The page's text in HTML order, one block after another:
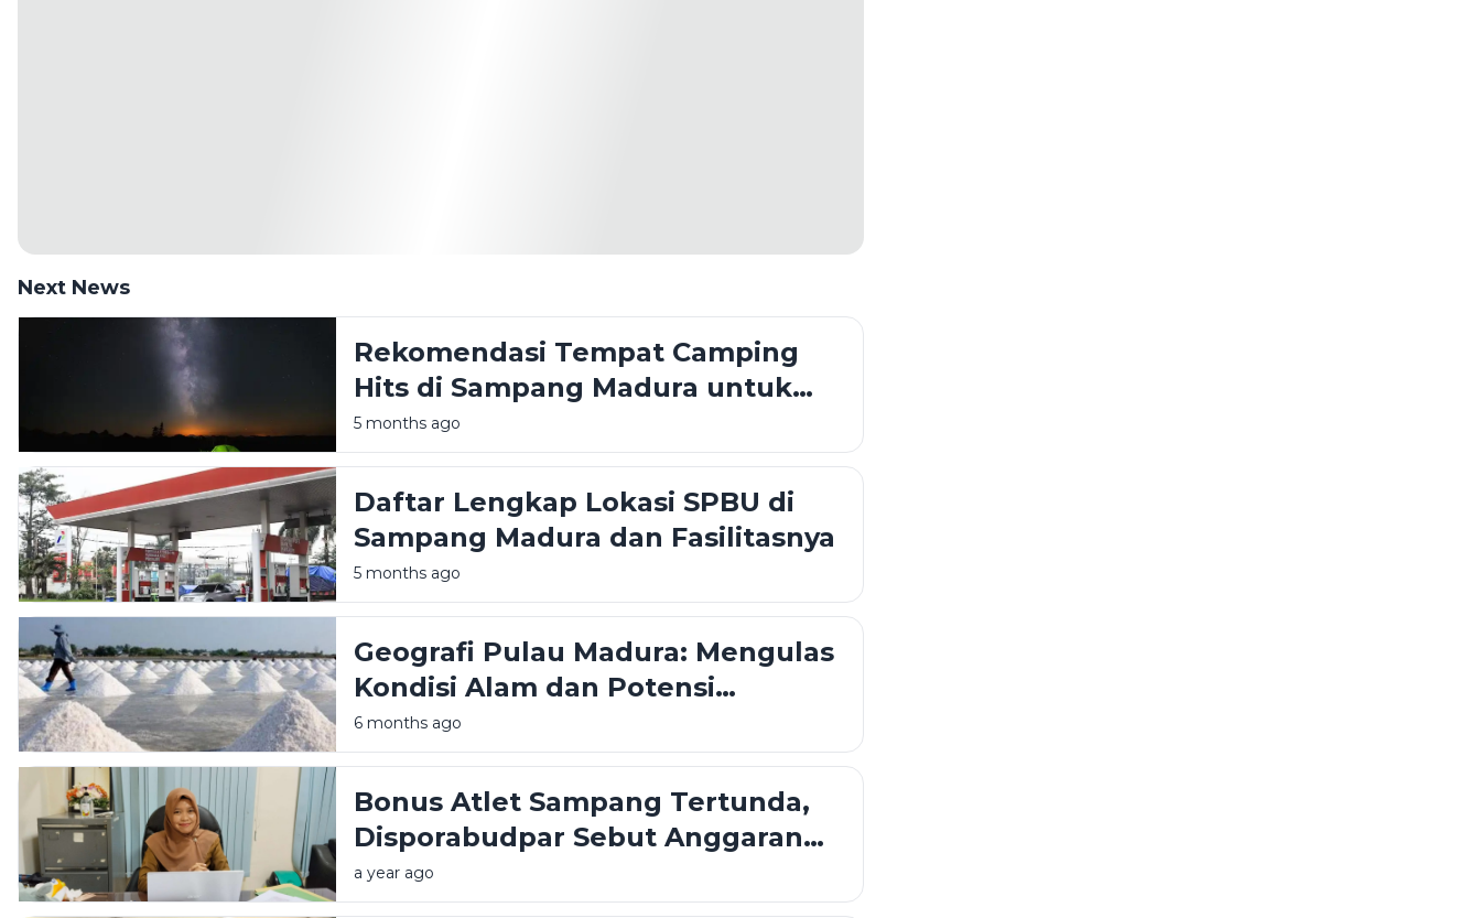
Next News
Rekomendasi Tempat Camping
Hits di Sampang Madura untuk
Liburan Akhir Pekan
5 months ago
Daftar Lengkap Lokasi SPBU di
Sampang Madura dan Fasilitasnya
5 months ago
Geografi Pulau Madura: Mengulas
Kondisi Alam dan Potensi
Produksi Garam Nasional
6 months ago
Bonus Atlet Sampang Tertunda,
Disporabudpar Sebut Anggaran
Hibah Tak Mencukupi
a year ago